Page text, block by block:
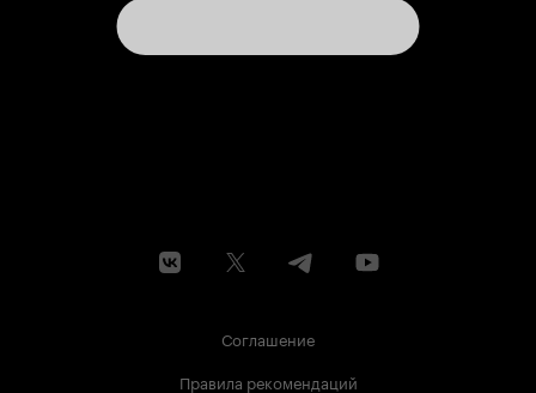
Соглашение
Правила рекомендаций